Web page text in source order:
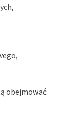
obejmować: